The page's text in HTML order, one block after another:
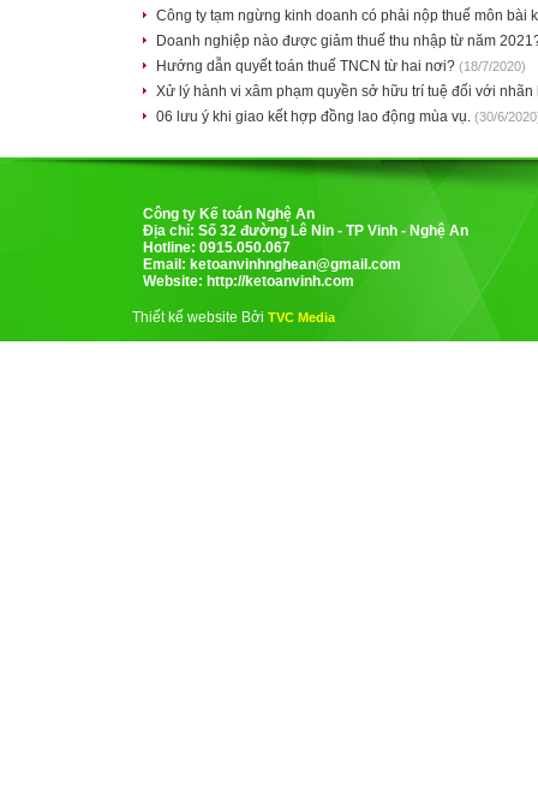
Công ty tạm ngừng kinh doanh có phải nộp thuế môn bài
Doanh nghiệp nào được giảm thuế thu nhập từ năm
Hướng dẫn quyết toán thuế TNCN từ hai nơi? (18/7/2020)
Xử lý hành vi xâm phạm quyền sở hữu trí tuệ đối với
06 lưu ý khi giao kết hợp đồng lao động mùa vụ. (30/6/
Công ty Kế toán Nghệ An
Địa chỉ: Số 32 đường Lê Nin - TP Vinh - Nghệ An
Hotline: 0915.050.067
Email: ketoanvinhnghean@gmail.com
Website: http://ketoanvinh.com
Thiết kế website Bởi TVC Media